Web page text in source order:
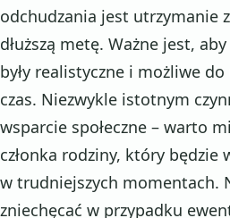
odchudzania jest utrzymanie
dłuższą metę. Ważne jest,
były realistyczne i możliwe
czas. Niezwykle istotnym
wsparcie społeczne – warto
członka rodziny, który będzie
w trudniejszych momentach.
zniechęcać w przypadku